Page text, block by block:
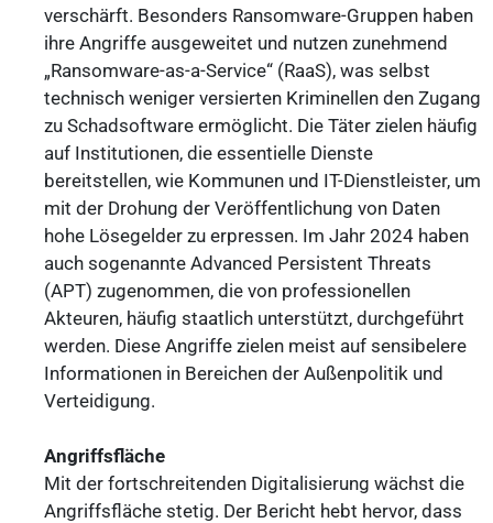
verschärft. Besonders Ransomware-Gruppen haben
ihre Angriffe ausgeweitet und nutzen zunehmend
„Ransomware-as-a-Service“ (RaaS), was selbst
technisch weniger versierten Kriminellen den Zugang
zu Schadsoftware ermöglicht. Die Täter zielen häufig
auf Institutionen, die essentielle Dienste
bereitstellen, wie Kommunen und IT-Dienstleister, um
mit der Drohung der Veröffentlichung von Daten
hohe Lösegelder zu erpressen. Im Jahr 2024 haben
auch sogenannte Advanced Persistent Threats
(APT) zugenommen, die von professionellen
Akteuren, häufig staatlich unterstützt, durchgeführt
werden. Diese Angriffe zielen meist auf sensibelere
Informationen in Bereichen der Außenpolitik und
Verteidigung.
Angriffsfläche
Mit der fortschreitenden Digitalisierung wächst die
Angriffsfläche stetig. Der Bericht hebt hervor, dass